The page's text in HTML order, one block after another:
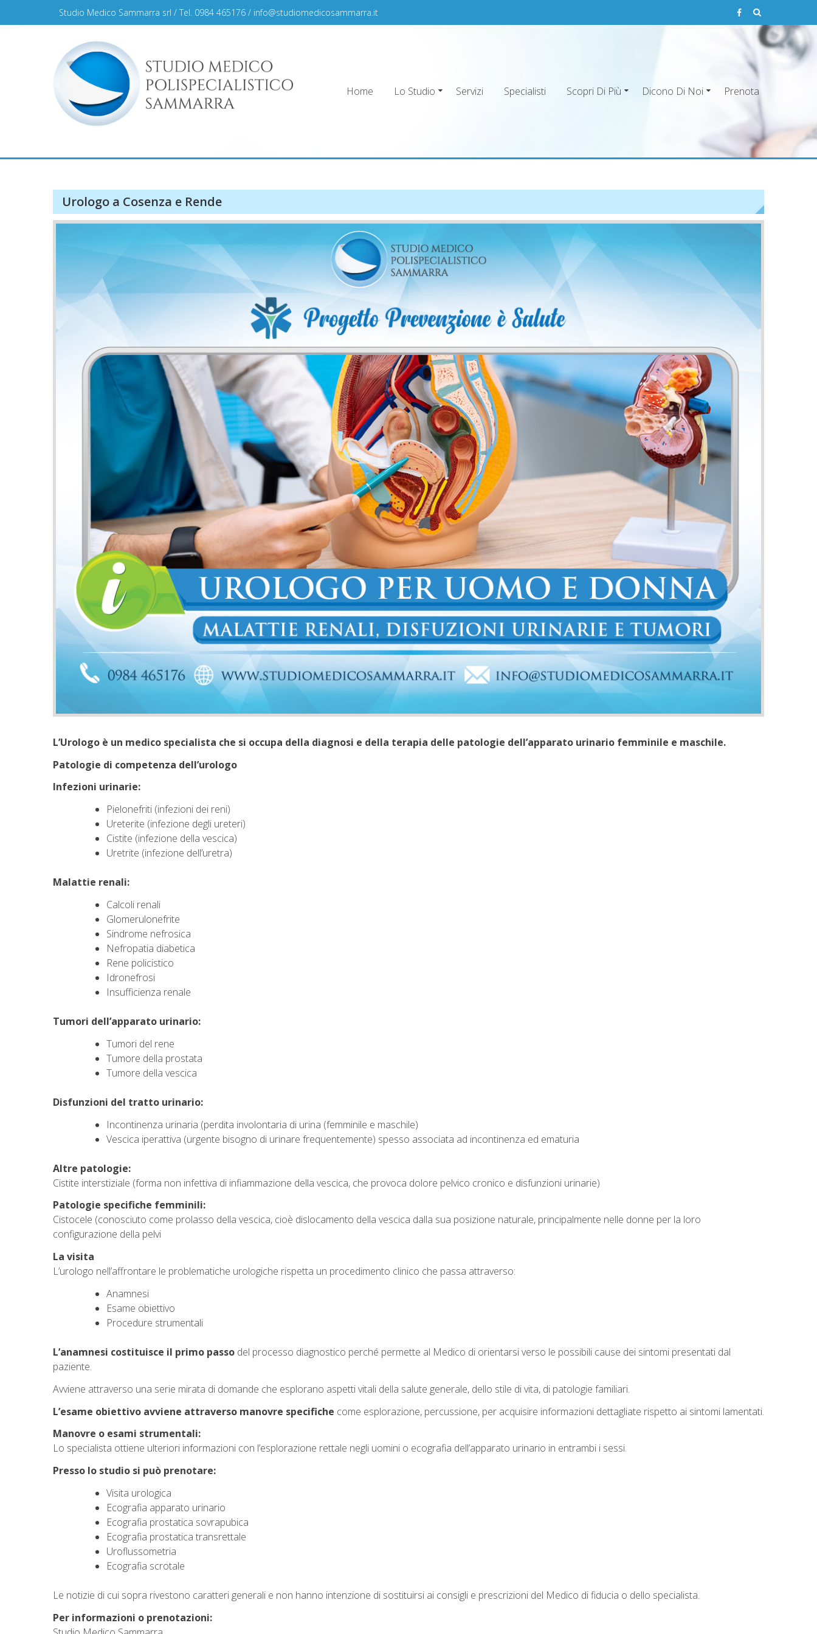
Studio Medico Sammarra srl / Tel. 0984 465176 / info@studiomedicosammarra.it
Home Lo Studio Servizi Specialisti Scopri Di Più Dicono Di Noi Prenota
Urologo a Cosenza e Rende
L’Urologo è un medico specialista che si occupa della diagnosi e della terapia delle patologie dell’apparato urinario femminile e maschile.
Patologie di competenza dell’urologo
Infezioni urinarie:
Pielonefriti (infezioni dei reni)
Ureterite (infezione degli ureteri)
Cistite (infezione della vescica)
Uretrite (infezione dell’uretra)
Malattie renali:
Calcoli renali
Glomerulonefrite
Sindrome nefrosica
Nefropatia diabetica
Rene policistico
Idronefrosi
Insufficienza renale
Tumori dell’apparato urinario:
Tumori del rene
Tumore della prostata
Tumore della vescica
Disfunzioni del tratto urinario:
Incontinenza urinaria (perdita involontaria di urina (femminile e maschile)
Vescica iperattiva (urgente bisogno di urinare frequentemente) spesso associata ad incontinenza ed ematuria
Altre patologie:
Cistite interstiziale (forma non infettiva di infiammazione della vescica, che provoca dolore pelvico cronico e disfunzioni urinarie)
Patologie specifiche femminili:
Cistocele (conosciuto come prolasso della vescica, cioè dislocamento della vescica dalla sua posizione naturale, principalmente nelle donne per la loro
configurazione della pelvi
La visita
L’urologo nell’affrontare le problematiche urologiche rispetta un procedimento clinico che passa attraverso:
Anamnesi
Esame obiettivo
Procedure strumentali
L’anamnesi costituisce il primo passo del processo diagnostico perché permette al Medico di orientarsi verso le possibili cause dei sintomi presentati dal
paziente.
Avviene attraverso una serie mirata di domande che esplorano aspetti vitali della salute generale, dello stile di vita, di patologie familiari.
L’esame obiettivo avviene attraverso manovre specifiche come esplorazione, percussione, per acquisire informazioni dettagliate rispetto ai sintomi lamentati.
Manovre o esami strumentali:
Lo specialista ottiene ulteriori informazioni con l’esplorazione rettale negli uomini o ecografia dell’apparato urinario in entrambi i sessi.
Presso lo studio si può prenotare:
Visita urologica
Ecografia apparato urinario
Ecografia prostatica sovrapubica
Ecografia prostatica transrettale
Uroflussometria
Ecografia scrotale
Le notizie di cui sopra rivestono caratteri generali e non hanno intenzione di sostituirsi ai consigli e prescrizioni del Medico di fiducia o dello specialista.
Per informazioni o prenotazioni: